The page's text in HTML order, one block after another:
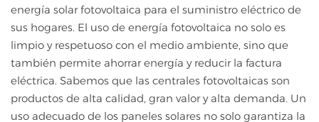
energía solar fotovoltaica para el suministro eléctrico de
sus hogares. El uso de energía fotovoltaica no solo es
limpio y respetuoso con el medio ambiente, sino que
también permite ahorrar energía y reducir la factura
eléctrica. Sabemos que las centrales fotovoltaicas son
productos de alta calidad, gran valor y alta demanda. Un
uso adecuado de los paneles solares no solo garantiza la